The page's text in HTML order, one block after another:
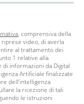
, comprensiva della
video, di averla
al trattamento dei
1 relative alla
di informazioni da Digital
Artificiale finalizzate
dell’intelligenza
la ricezione di tali
le istruzioni